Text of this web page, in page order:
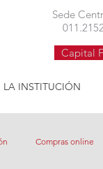
Sede
Capital
LA INSTITUCIÓN
Compras online